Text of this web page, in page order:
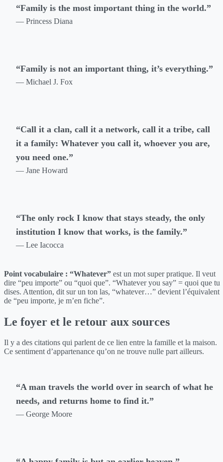
“Family is the most important thing in the world.”
— Princess Diana
“Family is not an important thing, it’s everything.”
— Michael J. Fox
“Call it a clan, call it a network, call it a tribe, call
it a family: Whatever you call it, whoever you are,
you need one.”
— Jane Howard
“The only rock I know that stays steady, the only
institution I know that works, is the family.”
— Lee Iacocca
Point vocabulaire : “Whatever” est un mot super pratique. Il veut
dire “peu importe” ou “quoi que”. “Whatever you say” = quoi que tu
dises. Attention, dit sur un ton las, “whatever…” devient l’équivalent
de “peu importe, je m’en fiche”.
Le foyer et le retour aux sources
Il y a des citations qui parlent de ce lien entre la famille et la maison.
Ce sentiment d’appartenance qu’on ne trouve nulle part ailleurs.
“A man travels the world over in search of what he
needs, and returns home to find it.”
— George Moore